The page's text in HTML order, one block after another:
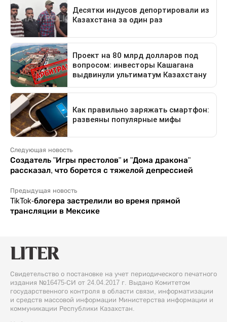
Следующая новость
Создатель "Игры престолов" и "Дома дракона"
рассказал, что борется с тяжелой депрессией
Предыдущая новость
TikTok-блогера застрелили во время прямой
трансляции в Мексике
Свидетельство о постановке на учет периодического печатного
издания №16475-СИ от 24.04.2017 г. Выдано Комитетом
государственного контроля в области связи, информатизации
и средств массовой информации Министерства информации и
коммуникации Республики Казахстан.